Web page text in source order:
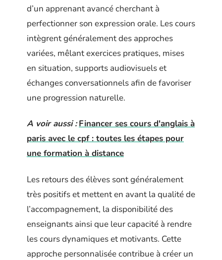
d’un apprenant avancé cherchant à
perfectionner son expression orale. Les cours
intègrent généralement des approches
variées, mêlant exercices pratiques, mises
en situation, supports audiovisuels et
échanges conversationnels afin de favoriser
une progression naturelle.
A voir aussi : Financer ses cours d'anglais à
paris avec le cpf : toutes les étapes pour
une formation à distance
Les retours des élèves sont généralement
très positifs et mettent en avant la qualité de
l’accompagnement, la disponibilité des
enseignants ainsi que leur capacité à rendre
les cours dynamiques et motivants. Cette
approche personnalisée contribue à créer un